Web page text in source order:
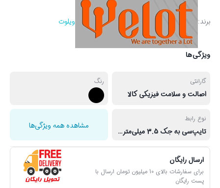
برند: ویلوت
ویژگی‌ها
گارانتی
اصالت و سلامت فیزیکی کالا
رنگ
نوع رابط
تایپ‌سی به جک 3.5 میلی‌متری صدا
مشاهده همه ویژگی‌ها
ارسال رایگان
برای سفارشات بالای 10 میلیون تومان ارسال با
پست رایگان